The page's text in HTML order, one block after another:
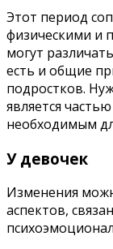
Этот период
физическими и
могут
есть и общие
подростков.
является
необходимым
У девочек
Изменения
аспектов,